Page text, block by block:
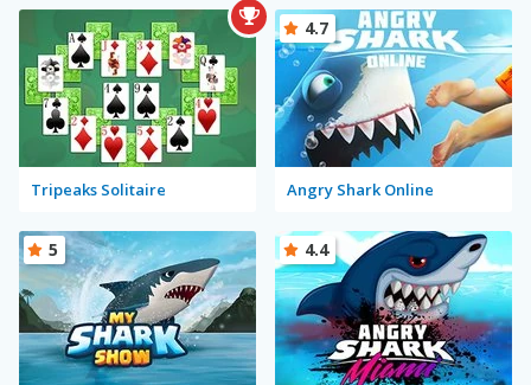
Tripeaks Solitaire Angry Shark Online
4.7
5 4.4